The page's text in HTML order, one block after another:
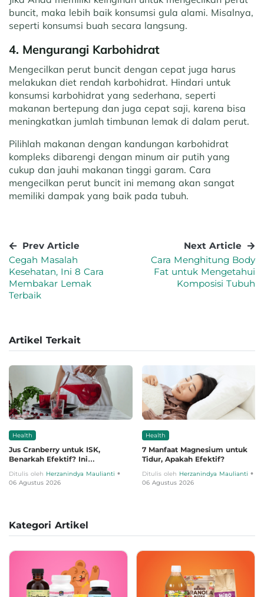
buncit, maka lebih baik konsumsi gula alami. Misalnya,
seperti konsumsi buah secara langsung.
4. Mengurangi Karbohidrat
Mengecilkan perut buncit dengan cepat juga harus
melakukan diet rendah karbohidrat. Hindari untuk
konsumsi karbohidrat yang sederhana, seperti
makanan bertepung dan juga cepat saji, karena bisa
meningkatkan jumlah timbunan lemak di dalam perut.
Pilihlah makanan dengan kandungan karbohidrat
kompleks dibarengi dengan minum air putih yang
cukup dan jauhi makanan tinggi garam. Cara
mengecilkan perut buncit ini memang akan sangat
memiliki dampak yang baik pada tubuh.
Prev Article
Cegah Masalah
Kesehatan, Ini 8 Cara
Membakar Lemak
Terbaik
Next Article
Cara Menghitung Body
Fat untuk Mengetahui
Komposisi Tubuh
Artikel Terkait
Health
Jus Cranberry untuk ISK,
Benarkah Efektif? Ini
Ditulis oleh Herzanindya Maulianti •
06 Agustus 2026
Health
7 Manfaat Magnesium untuk
Tidur, Apakah Efektif?
Ditulis oleh Herzanindya Maulianti •
06 Agustus 2026
Kategori Artikel